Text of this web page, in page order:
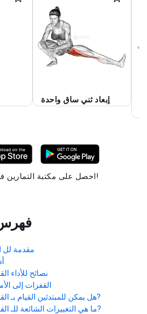
إبعاد ثني ساق واحدة
احصل على مكتبة التمارين في جيبك!
مقدمة لل
نصائح للأداء
القفزات إلى
هل يمكن للمبتدئين القيام بـ?
ما هي التغييرات الشائعة للـ?